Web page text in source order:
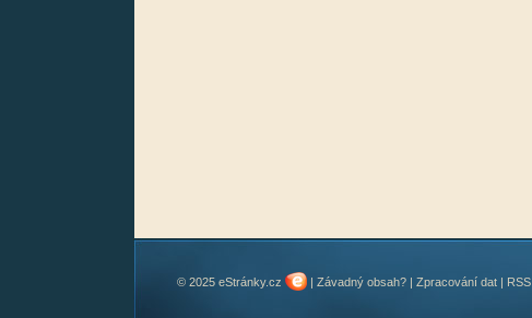
© 2025 eStránky.cz | Závadný obsah? | Zpracování dat | RSS